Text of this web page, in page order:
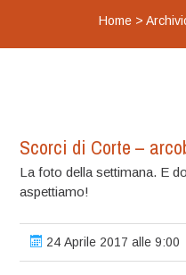
Home >
Scorci di Corte –
La foto della settimana. E
aspettiamo!
24 Aprile 2017 alle 9:00